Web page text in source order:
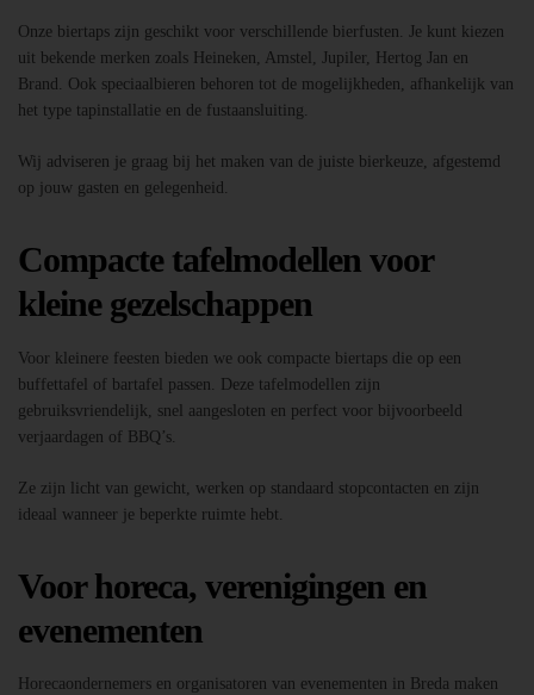
Onze biertaps zijn geschikt voor verschillende bierfusten. Je kunt kiezen
uit bekende merken zoals Heineken, Amstel, Jupiler, Hertog Jan en
Brand. Ook speciaalbieren behoren tot de mogelijkheden, afhankelijk van
het type tapinstallatie en de fustaansluiting.
Wij adviseren je graag bij het maken van de juiste bierkeuze, afgestemd
op jouw gasten en gelegenheid.
Compacte tafelmodellen voor
kleine gezelschappen
Voor kleinere feesten bieden we ook compacte biertaps die op een
buffettafel of bartafel passen. Deze tafelmodellen zijn
gebruiksvriendelijk, snel aangesloten en perfect voor bijvoorbeeld
verjaardagen of BBQ’s.
Ze zijn licht van gewicht, werken op standaard stopcontacten en zijn
ideaal wanneer je beperkte ruimte hebt.
Voor horeca, verenigingen en
evenementen
Horecaondernemers en organisatoren van evenementen in Breda maken